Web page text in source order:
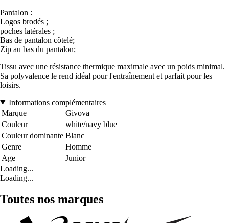
Pantalon :
Logos brodés ;
poches latérales ;
Bas de pantalon côtelé;
Zip au bas du pantalon;
Tissu avec une résistance thermique maximale avec un poids minimal.
Sa polyvalence le rend idéal pour l'entraînement et parfait pour les
loisirs.
Informations complémentaires
Marque
Givova
Couleur
white/navy blue
Couleur dominante Blanc
Genre
Homme
Age
Junior
Loading...
Loading...
Toutes nos marques